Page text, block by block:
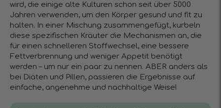
wird, die einige alte Kulturen schon seit über 5000
Jahren verwenden, um den Körper gesund und fit zu
halten. In einer Mischung zusammengefügt, kurbeln
diese spezifischen Kräuter die Mechanismen an, die
für einen schnelleren Stoffwechsel, eine bessere
Fettverbrennung und weniger Appetit benötigt
werden – um nur ein paar zu nennen. ABER anders als
bei Diäten und Pillen, passieren die Ergebnisse auf
einfache, angenehme und nachhaltige Weise!